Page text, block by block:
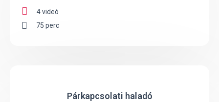
4 videó
75 perc
Párkapcsolati haladó